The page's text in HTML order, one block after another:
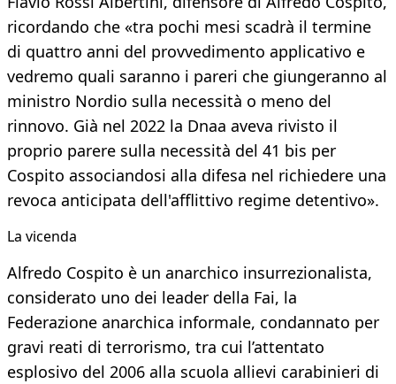
ricordando che «tra pochi mesi scadrà il termine
di quattro anni del provvedimento applicativo e
vedremo quali saranno i pareri che giungeranno al
ministro Nordio sulla necessità o meno del
rinnovo. Già nel 2022 la Dnaa aveva rivisto il
proprio parere sulla necessità del 41 bis per
Cospito associandosi alla difesa nel richiedere una
revoca anticipata dell'afflittivo regime detentivo».
La vicenda
Alfredo Cospito è un anarchico insurrezionalista,
considerato uno dei leader della Fai, la
Federazione anarchica informale, condannato per
gravi reati di terrorismo, tra cui l’attentato
esplosivo del 2006 alla scuola allievi carabinieri di